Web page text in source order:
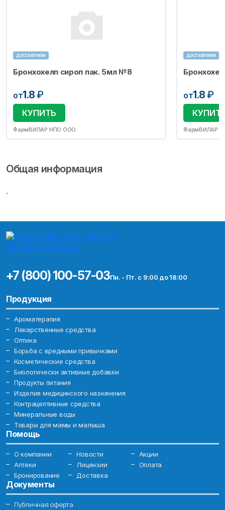
доставляем
Бронхохелп сироп пак. 5мл №8
от1.8₽
КУПИТЬ
ФармВИЛАР НПО ООО
доставляем
от1.8₽
ФармВИЛАР
Общая информация
.
+7 (800) 100-57-03Пн. - Пт. с 9:00 до 18:00
Продукция
Ароматерапия
Лекарственные средства
Оптика
Борьба с вредными привычками
Косметические средства
Биологически активные добавки
Продукты питания
Изделия медицинского назначения
Контрацептивные средства
Минеральные воды
Товары для мамы и малыша
Помощь
О компании Новости
Акции
Аптеки
Лицензии
Оплата
Бронирование
Доставка
Документы
Публичная оферта